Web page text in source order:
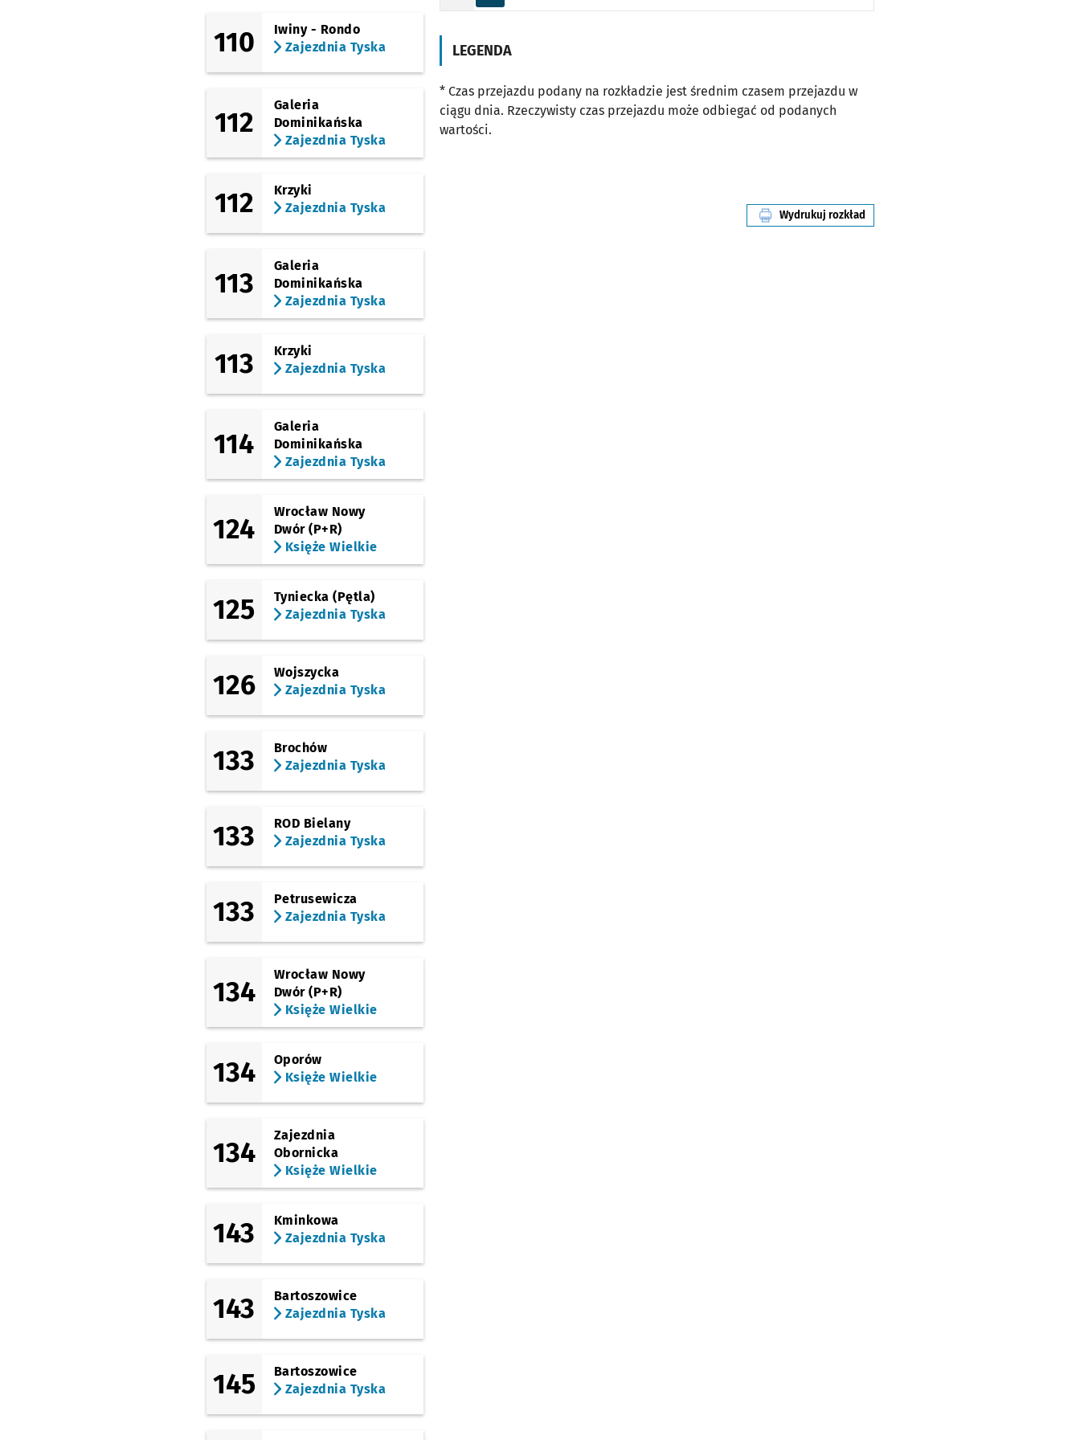
110
Iwiny - Rondo
Zajezdnia Tyska
112
Galeria
Dominikańska
Zajezdnia Tyska
112
Krzyki
Zajezdnia Tyska
113
Galeria
Dominikańska
Zajezdnia Tyska
113
Krzyki
Zajezdnia Tyska
114
Galeria
Dominikańska
Zajezdnia Tyska
124
Wrocław Nowy
Dwór (P+R)
Księże Wielkie
125
Tyniecka (Pętla)
Zajezdnia Tyska
126
Wojszycka
Zajezdnia Tyska
133
Brochów
Zajezdnia Tyska
133
ROD Bielany
Zajezdnia Tyska
133
Petrusewicza
Zajezdnia Tyska
134
Wrocław Nowy
Dwór (P+R)
Księże Wielkie
134
Oporów
Księże Wielkie
134
Zajezdnia
Obornicka
Księże Wielkie
143
Kminkowa
Zajezdnia Tyska
143
Bartoszowice
Zajezdnia Tyska
145
Bartoszowice
Zajezdnia Tyska
LEGENDA
* Czas przejazdu podany na rozkładzie jest średnim czasem przejazdu w
ciągu dnia. Rzeczywisty czas przejazdu może odbiegać od podanych
wartości.
Wydrukuj rozkład
linii nr 100